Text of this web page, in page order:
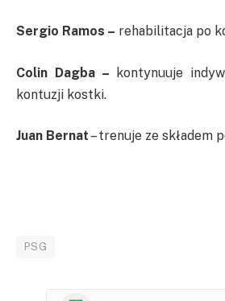
Sergio Ramos – rehabilitacja po
Colin Dagba –
kontynuuje
kontuzji kostki.
Juan Bernat – trenuje ze składem
PSG